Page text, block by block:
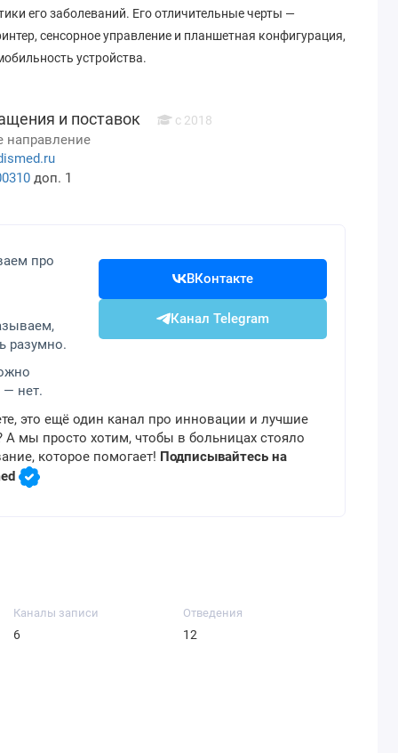
его заболеваний. Его отличительные черты —
сенсорное управление и планшетная конфигурация,
устройства.
и поставок с 2018
доп. 1
про
разумно.
— нет.
ВКонтакте
Канал Telegram
это ещё один канал про инновации и лучшие
А мы просто хотим, чтобы в больницах стояло
которое помогает! Подписывайтесь на
Каналы записи
6
Отведения
12